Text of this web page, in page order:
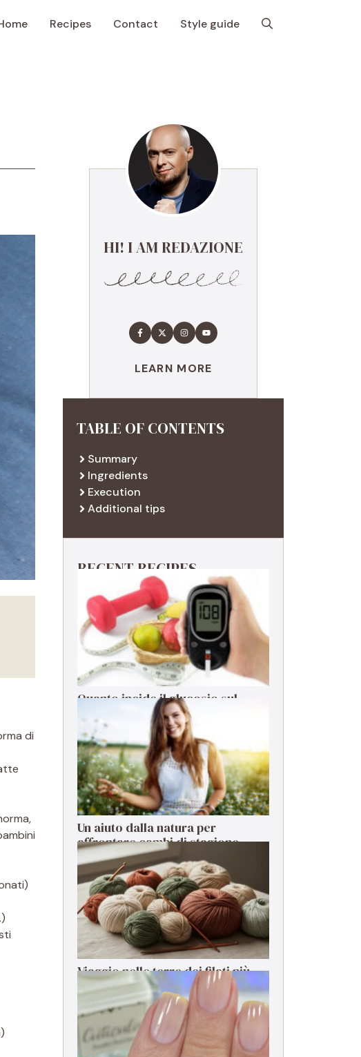
Recipes Contact Style guide
di
HI! I AM REDAZIONE
LEARN MORE
TABLE OF CONTENTS
Summary
Ingredients
Execution
Additional tips
RECENT RECIPES
Quanto incide il glucosio sul
sistema immunitario?
Un aiuto dalla natura per
affrontare cambi di stagione,
stress e cali di energia
Viaggio nelle terre dei filati più
rari: dalle origini alla filatura